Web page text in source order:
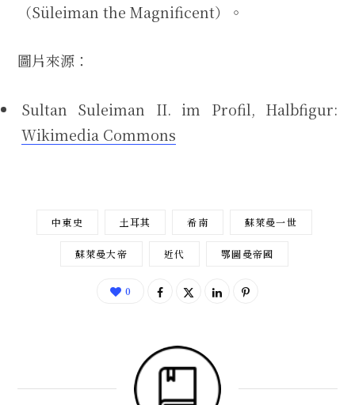
（Süleiman the Magnificent）。
圖片來源：
Sultan Suleiman II. im Profil, Halbfigur:
Wikimedia Commons
中東史 土耳其 希南 蘇萊曼一世
蘇萊曼大帝 近代 鄂圖曼帝國
0